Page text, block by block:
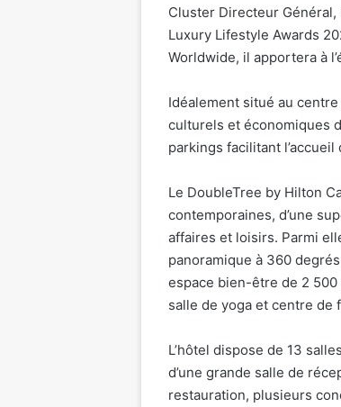
Cluster Directeur
Luxury Lifestyle Awards
Worldwide, il apportera à
Idéalement situé au
culturels et économiques
parkings facilitant
Le DoubleTree by Hilton
contemporaines, d’une
affaires et loisirs. Parmi
panoramique à 360
espace bien-être de 2 500
salle de yoga et centre de
L’hôtel dispose de 13
d’une grande salle de
restauration, plusieurs